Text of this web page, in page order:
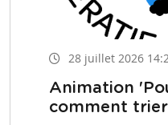
28 juillet 2026
Animation
comment